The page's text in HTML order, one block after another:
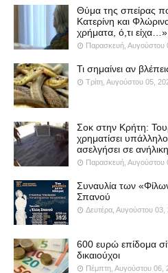
Θύμα της σπείρας
Κατερίνη και
χρήματα, ό,τι είχα…»
Παρασκευή, Αυγούστου
Τι σημαίνει αν
Τρίτη, Αυγούστου 05,
Σοκ στην Κρήτη:
χρηματίσει
ασελγήσει σε ανήλικη
Παρασκευή, Αυγούστου
Συναυλία των
Σπανού
Δευτέρα, Αυγούστου 03,
600 ευρώ επίδομα
δικαιούχοι
Πέμπτη, Αυγούστου 06,